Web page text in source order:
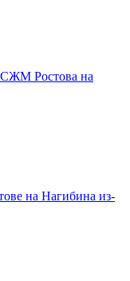
Ростова на
на Нагибина из-